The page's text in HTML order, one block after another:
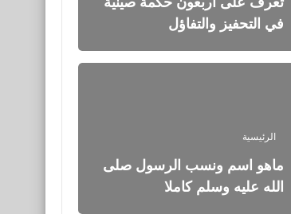
في التحفيز والتفاؤل
الرئيسية
ماهو اسم ونسب الرسول صلى
الله عليه وسلم كاملا